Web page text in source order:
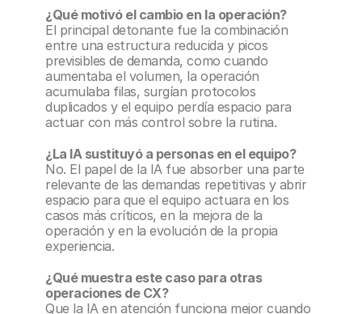
¿Qué motivó el cambio en la operación?
El principal detonante fue la combinación
entre una estructura reducida y picos
previsibles de demanda, como cuando
aumentaba el volumen, la operación
acumulaba filas, surgían protocolos
duplicados y el equipo perdía espacio para
actuar con más control sobre la rutina.
¿La IA sustituyó a personas en el equipo?
No. El papel de la IA fue absorber una parte
relevante de las demandas repetitivas y abrir
espacio para que el equipo actuara en los
casos más críticos, en la mejora de la
operación y en la evolución de la propia
experiencia.
¿Qué muestra este caso para otras
operaciones de CX?
Que la IA en atención funciona mejor cuando